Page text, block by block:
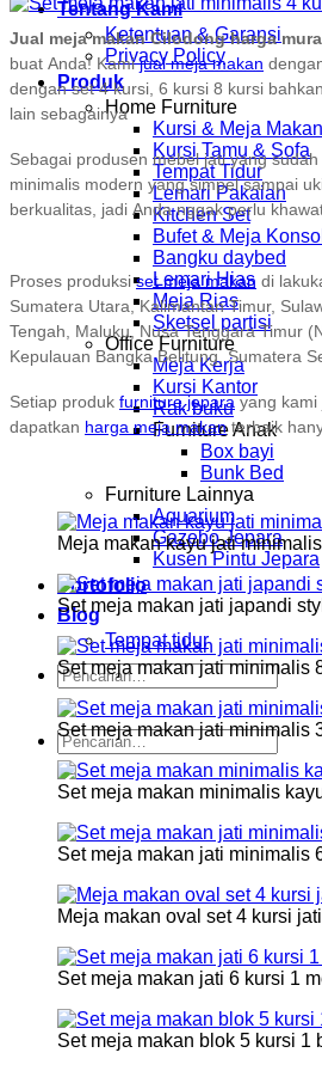
Tentang Kami
Ketentuan & Garansi
Privacy Policy
Produk
Home Furniture
Kursi & Meja Makan
Kursi Tamu & Sofa
Tempat Tidur
Lemari Pakaian
Kitchen Set
Bufet & Meja Konsol
Bangku daybed
Lemari Hias
Meja Rias
Sketsel partisi
Office Furniture
Meja Kerja
Kursi Kantor
Rak buku
Furniture Anak
Box bayi
Bunk Bed
Furniture Lainnya
Aquarium
Gazebo Jepara
Kusen Pintu Jepara
Portofolio
Blog
Tempat tidur
Pencarian
untuk:
Pencarian
untuk:
Jual meja makan Cilodong harga
buat Anda! Kamijual meja makan
dengan set 4 kursi, 6 kursi 8 kursi
lain sebagainya
Sebagai produsen mebel jati yang
minimalis modern yang simpel sampai
berkualitas, jadi Anda nggak perlu
Proses produksiset meja makan di
Sumatera Utara, Kalimantan Timur,
Tengah, Maluku, Nusa Tenggara Timur
Kepulauan Bangka Belitung, Sumatera
Setiap produk furniture jeparayang kami
dapatkan harga meja makanterbaik
Meja makan kayu jati
Set meja makan jati japandi
Set meja makan jati minimalis
Set meja makan jati minimalis
Set meja makan minimalis
Set meja makan jati minimalis
Meja makan oval set 4 kursi
Set meja makan jati 6 kursi 1
Set meja makan blok 5 kursi 1